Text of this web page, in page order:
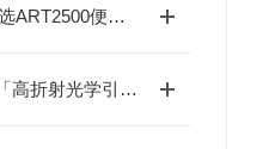
双波长自由选ART2500便携式激光拉曼光谱仪——高灵敏度·无损检测·
HOYA豪雅「高折射光学引擎」—2.0超高清折射率，重新定义成像极限！